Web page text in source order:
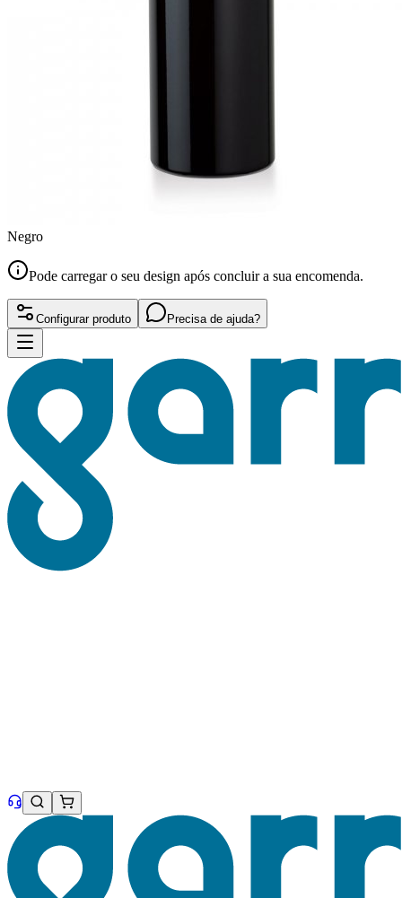
Negro
Pode carregar o seu design após concluir a sua encomenda.
Configurar produto Precisa de ajuda?